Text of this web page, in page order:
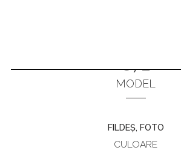
MODEL
872
CULOARE
FILDEȘ, FOTO